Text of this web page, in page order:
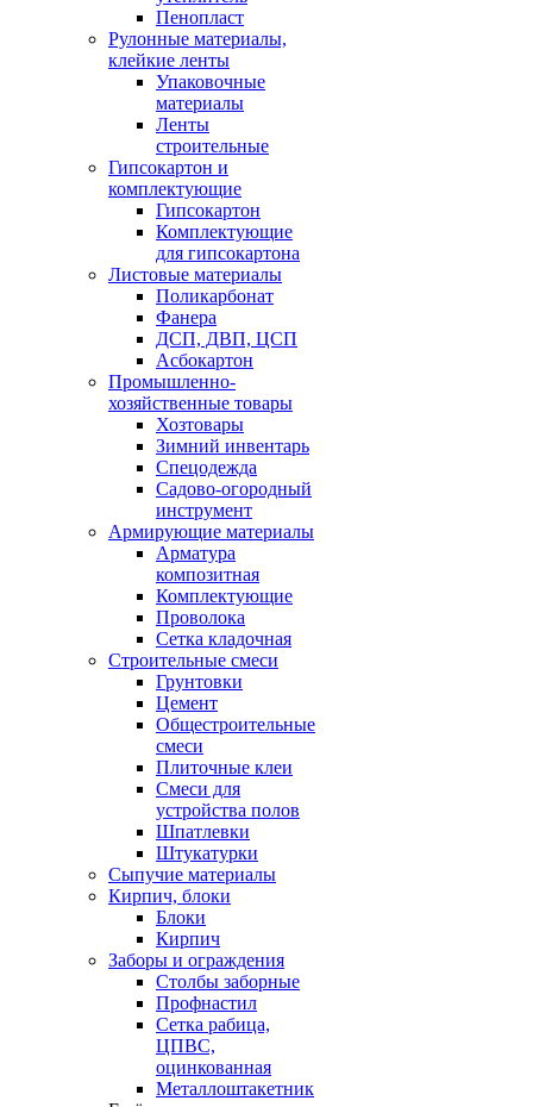
Пенопласт
Рулонные материалы,
клейкие ленты
Упаковочные
материалы
Ленты
строительные
Гипсокартон и
комплектующие
Гипсокартон
Комплектующие
для гипсокартона
Листовые материалы
Поликарбонат
Фанера
ДСП, ДВП, ЦСП
Асбокартон
Промышленно-
хозяйственные товары
Хозтовары
Зимний инвентарь
Спецодежда
Садово-огородный
инструмент
Армирующие материалы
Арматура
композитная
Комплектующие
Проволока
Сетка кладочная
Строительные смеси
Грунтовки
Цемент
Общестроительные
смеси
Плиточные клеи
Смеси для
устройства полов
Шпатлевки
Штукатурки
Сыпучие материалы
Кирпич, блоки
Блоки
Кирпич
Заборы и ограждения
Столбы заборные
Профнастил
Сетка рабица,
ЦПВС,
оцинкованная
Металлоштакетник